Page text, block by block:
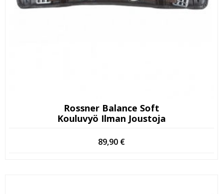
Rossner Balance Soft
Kouluvyö Ilman Joustoja
89,90 €